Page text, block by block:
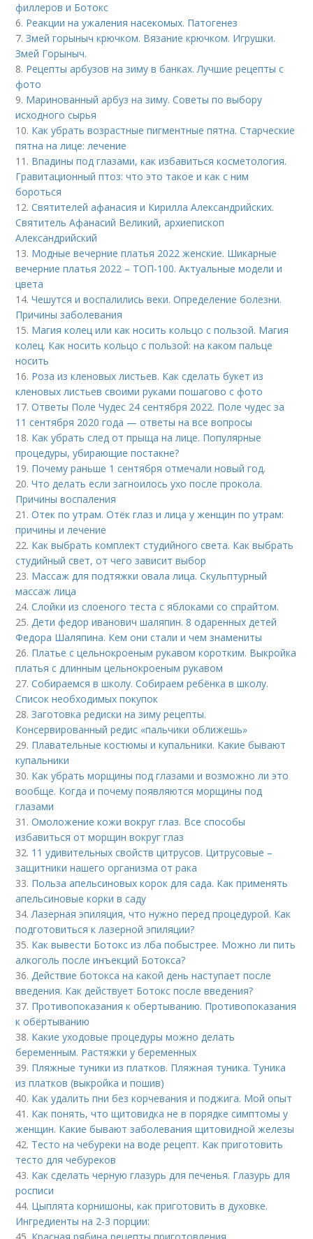
филлеров и Ботокс
6. Реакции на ужаления насекомых. Патогенез
7.Змей горыныч крючком. Вязание крючком. Игрушки.
Змей Горыныч.
8. Рецепты арбузов на зиму в банках. Лучшие рецепты с
фото
9. Маринованный арбуз на зиму. Советы по выбору
исходного сырья
10. Как убрать возрастные пигментные пятна. Старческие
пятна на лице: лечение
11. Впадины под глазами, как избавиться косметология.
Гравитационный птоз: что это такое и как с ним
бороться
12.Святителей афанасия и Кирилла Александрийских.
Святитель Афанасий Великий, архиепископ
Александрийский
13. Модные вечерние платья 2022 женские. Шикарные
вечерние платья 2022 – ТОП-100. Актуальные модели и
цвета
14.Чешутся и воспалились веки. Определение болезни.
Причины заболевания
15. Магия колец или как носить кольцо с пользой. Магия
колец. Как носить кольцо с пользой: на каком пальце
носить
16. Роза из кленовых листьев. Как сделать букет из
кленовых листьев своими руками пошагово с фото
17.Ответы Поле Чудес 24 сентября 2022. Поле чудес за
11 сентября 2020 года — ответы на все вопросы
18. Как убрать след от прыща на лице. Популярные
процедуры, убирающие постакне?
19. Почему раньше 1 сентября отмечали новый год.
20.Что делать если загноилось ухо после прокола.
Причины воспаления
21.Отек по утрам. Отёк глаз и лица у женщин по утрам:
причины и лечение
22. Как выбрать комплект студийного света. Как выбрать
студийный свет, от чего зависит выбор
23. Массаж для подтяжки овала лица. Скульптурный
массаж лица
24.Слойки из слоеного теста с яблоками со спрайтом.
25.Дети федор иванович шаляпин. 8 одаренных детей
Федора Шаляпина. Кем они стали и чем знамениты
26. Платье с цельнокроеным рукавом коротким. Выкройка
платья с длинным цельнокроеным рукавом
27.Собираемся в школу. Собираем ребёнка в школу.
Список необходимых покупок
28.Заготовка редиски на зиму рецепты.
Консервированный редис «пальчики оближешь»
29. Плавательные костюмы и купальники. Какие бывают
купальники
30. Как убрать морщины под глазами и возможно ли это
вообще. Когда и почему появляются морщины под
глазами
31.Омоложение кожи вокруг глаз. Все способы
избавиться от морщин вокруг глаз
32. 11 удивительных свойств цитрусов. Цитрусовые –
защитники нашего организма от рака
33. Польза апельсиновых корок для сада. Как применять
апельсиновые корки в саду
34.Лазерная эпиляция, что нужно перед процедурой. Как
подготовиться к лазерной эпиляции?
35. Как вывести Ботокс из лба побыстрее. Можно ли пить
алкоголь после инъекций Ботокса?
36.Действие ботокса на какой день наступает после
введения. Как действует Ботокс после введения?
37. Противопоказания к обертыванию. Противопоказания
к обёртыванию
38. Какие уходовые процедуры можно делать
беременным. Растяжки у беременных
39. Пляжные туники из платков. Пляжная туника. Туника
из платков (выкройка и пошив)
40. Как удалить пни без корчевания и поджига. Мой опыт
41. Как понять, что щитовидка не в порядке симптомы у
женщин. Какие бывают заболевания щитовидной железы
42. Тесто на чебуреки на воде рецепт. Как приготовить
тесто для чебуреков
43. Как сделать черную глазурь для печенья. Глазурь для
росписи
44. Цыплята корнишоны, как приготовить в духовке.
Ингредиенты на 2-3 порции: